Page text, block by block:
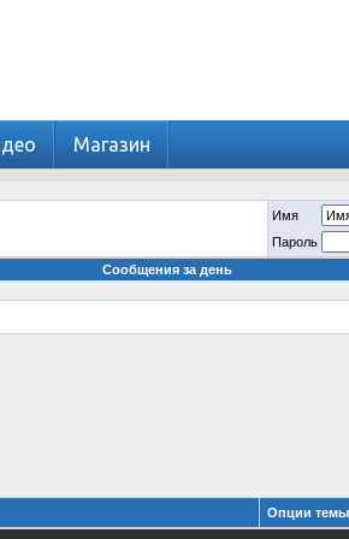
Магазин
Имя
Пароль
Сообщения за день
Опции темы